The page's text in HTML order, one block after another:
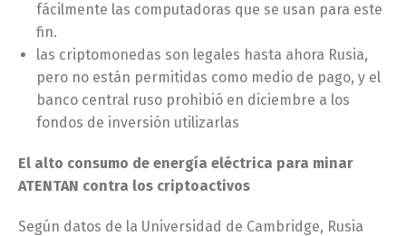
fácilmente las computadoras que se usan para este
fin.
las criptomonedas son legales hasta ahora Rusia,
pero no están permitidas como medio de pago, y el
banco central ruso prohibió en diciembre a los
fondos de inversión utilizarlas
El alto consumo de energía eléctrica para minar
ATENTAN contra los criptoactivos
Según datos de la Universidad de Cambridge, Rusia